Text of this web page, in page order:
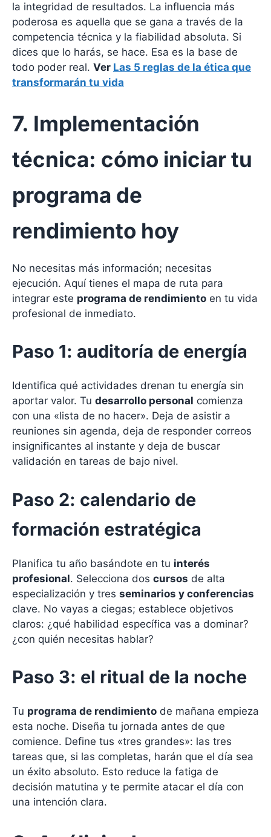
la integridad de resultados. La influencia más
poderosa es aquella que se gana a través de la
competencia técnica y la fiabilidad absoluta. Si
dices que lo harás, se hace. Esa es la base de
todo poder real. Ver Las 5 reglas de la ética que
transformarán tu vida
7. Implementación
técnica: cómo iniciar tu
programa de
rendimiento hoy
No necesitas más información; necesitas
ejecución. Aquí tienes el mapa de ruta para
integrar este programa de rendimiento en tu vida
profesional de inmediato.
Paso 1: auditoría de energía
Identifica qué actividades drenan tu energía sin
aportar valor. Tu desarrollo personal comienza
con una «lista de no hacer». Deja de asistir a
reuniones sin agenda, deja de responder correos
insignificantes al instante y deja de buscar
validación en tareas de bajo nivel.
Paso 2: calendario de
formación estratégica
Planifica tu año basándote en tu interés
profesional. Selecciona dos cursos de alta
especialización y tres seminarios y conferencias
clave. No vayas a ciegas; establece objetivos
claros: ¿qué habilidad específica vas a dominar?
¿con quién necesitas hablar?
Paso 3: el ritual de la noche
Tu programa de rendimiento de mañana empieza
esta noche. Diseña tu jornada antes de que
comience. Define tus «tres grandes»: las tres
tareas que, si las completas, harán que el día sea
un éxito absoluto. Esto reduce la fatiga de
decisión matutina y te permite atacar el día con
una intención clara.